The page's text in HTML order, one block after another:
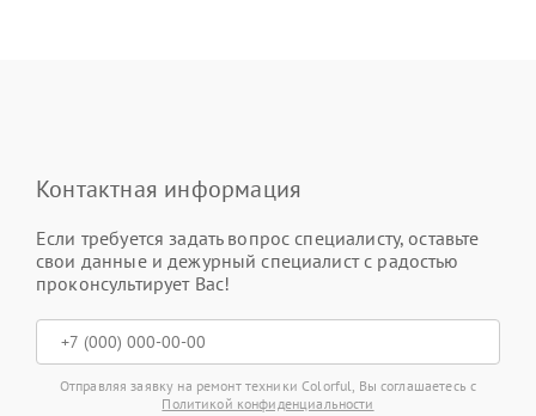
Контактная информация
Если требуется задать вопрос специалисту, оставьте
свои данные и дежурный специалист с радостью
проконсультирует Вас!
Отправляя заявку на ремонт техники Colorful, Вы соглашаетесь с
Политикой конфиденциальности